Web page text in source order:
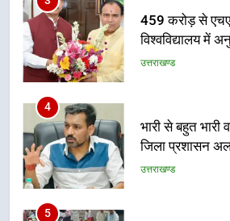
नहींः डीएम
459 करोड़ से
विश्वविद्यालय में
सुदृढ
उत्तराखण्ड
4
भारी से बहुत भारी
जिला प्रशासन
अलर्ट पर रहने के
उत्तराखण्ड
5